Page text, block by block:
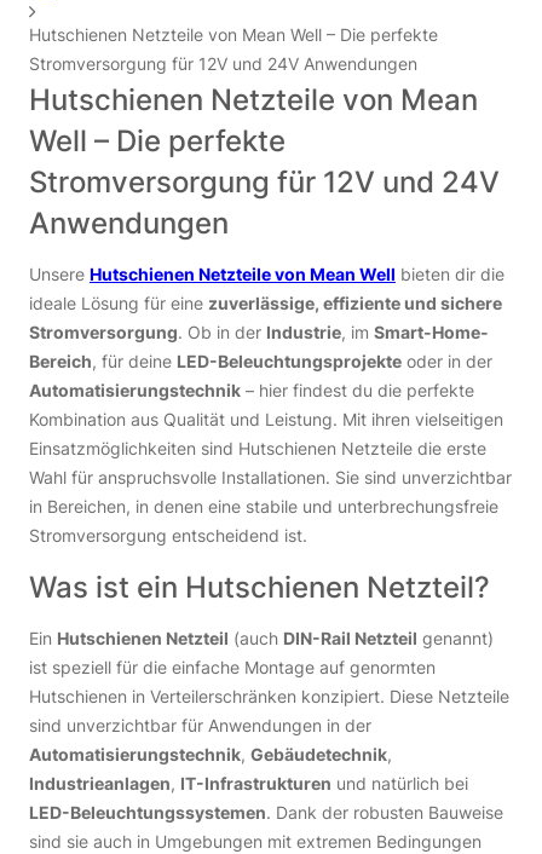
Hutschienen Netzteile von Mean Well – Die perfekte
Stromversorgung für 12V und 24V Anwendungen
Hutschienen Netzteile von Mean
Well – Die perfekte
Stromversorgung für 12V und 24V
Anwendungen
Unsere Hutschienen Netzteile von Mean Well bieten dir die
ideale Lösung für eine zuverlässige, effiziente und sichere
Stromversorgung. Ob in der Industrie, im Smart-Home-
Bereich, für deine LED-Beleuchtungsprojekte oder in der
Automatisierungstechnik – hier findest du die perfekte
Kombination aus Qualität und Leistung. Mit ihren vielseitigen
Einsatzmöglichkeiten sind Hutschienen Netzteile die erste
Wahl für anspruchsvolle Installationen. Sie sind unverzichtbar
in Bereichen, in denen eine stabile und unterbrechungsfreie
Stromversorgung entscheidend ist.
Was ist ein Hutschienen Netzteil?
Ein Hutschienen Netzteil (auch DIN-Rail Netzteil genannt)
ist speziell für die einfache Montage auf genormten
Hutschienen in Verteilerschränken konzipiert. Diese Netzteile
sind unverzichtbar für Anwendungen in der
Automatisierungstechnik, Gebäudetechnik,
Industrieanlagen, IT-Infrastrukturen und natürlich bei
LED-Beleuchtungssystemen. Dank der robusten Bauweise
sind sie auch in Umgebungen mit extremen Bedingungen